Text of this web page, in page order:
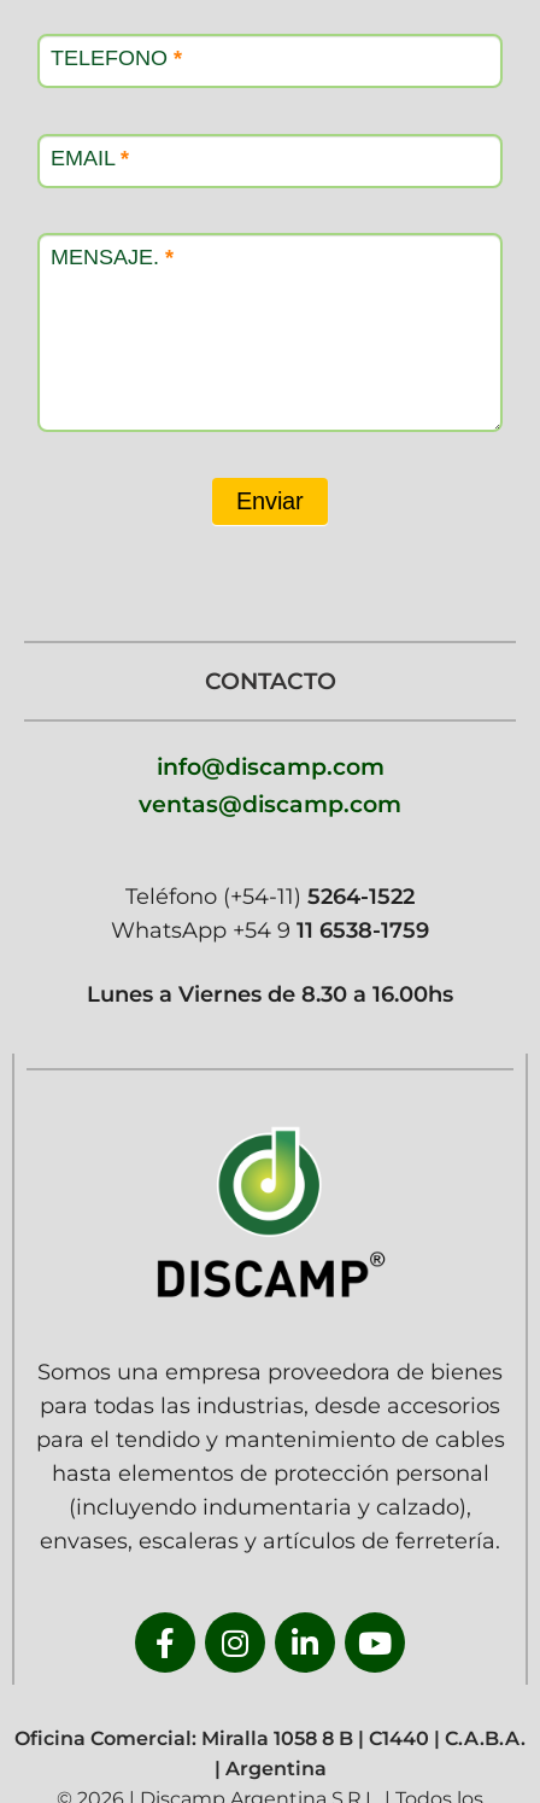
TELEFONO*
EMAIL*
MENSAJE.*
Enviar
CONTACTO
info@discamp.com
ventas@discamp.com
Teléfono (+54-11) 5264-1522
WhatsApp +54 9 11 6538-1759
Lunes a Viernes de 8.30 a 16.00hs
Somos una empresa proveedora de bienes
para todas las industrias, desde accesorios
para el tendido y mantenimiento de cables
hasta elementos de protección personal
(incluyendo indumentaria y calzado),
envases, escaleras y artículos de ferretería.
Oficina Comercial: Miralla 1058 8 B | C1440 | C.A.B.A.
| Argentina